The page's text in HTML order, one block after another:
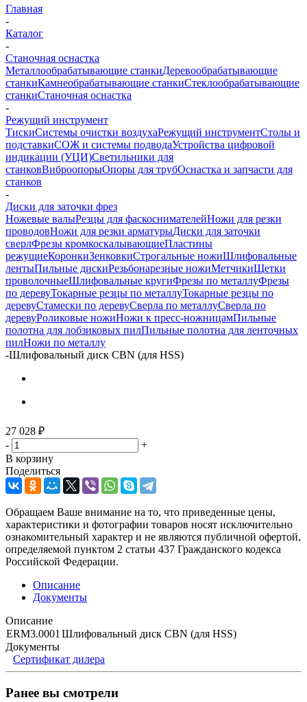
Главная
-
Каталог
-
Станочная оснастка
Металлообрабатывающие станкиДеревообрабатывающие
станкиКамнеобрабатывающие станкиСтеклообрабатывающие
станкиСтаночная оснастка
-
Режущий инструмент
ТискиСистемы очистки воздухаРежущий инструментСтолы и
подставкиСОЖ и системы подводаУстройства цифровой
индикации (УЦИ)Светильники для
станковВиброопорыОпоры для трубОснастка и запчасти для
станков
-
Диски для заточки фрез
Ножевые валыРезцы для фаскоснимателейНожи для резки
проводовНожи для резки арматурыДиски для заточки
сверлФрезы кромкоскалывающиеПластины
режущиеКоронкиЗенковкиСтрогальные ножиШлифовальные
лентыПильные дискиРезьбонарезные ножиМетчикиЩетки
проволочныеШлифовальные кругиФрезы по металлуФрезы
по деревуТокарные резцы по металлуТокарные резцы по
деревуСтамески по деревуСверла по металлуСверла по
деревуРоликовые ножиНожи к пресс-ножницамПильные
полотна для лобзиковых пилПильные полотна для ленточных
пилНожи по металлу
-Шлифовальный диск CBN (для HSS)
27 028 ₽
-
+
В корзину
Поделиться
Обращаем Ваше внимание на то, что приведенные цены,
характеристики и фотографии товаров носят исключительно
ознакомительный характер и не являются публичной офертой,
определяемой пунктом 2 статьи 437 Гражданского кодекса
Российской Федерации.
Описание
Документы
Описание
ERM3.0001 Шлифовальный диск CBN (для HSS)
Документы
Сертификат дилера
Ранее вы смотрели